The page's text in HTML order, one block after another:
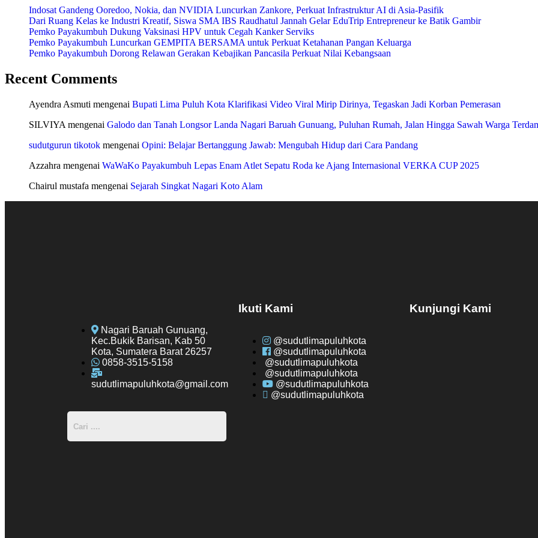
Indosat Gandeng Ooredoo, Nokia, dan NVIDIA Luncurkan Zankore, Perkuat Infrastruktur AI di Asia-Pasifik
Dari Ruang Kelas ke Industri Kreatif, Siswa SMA IBS Raudhatul Jannah Gelar EduTrip Entrepreneur ke Batik Gambir
Pemko Payakumbuh Dukung Vaksinasi HPV untuk Cegah Kanker Serviks
Pemko Payakumbuh Luncurkan GEMPITA BERSAMA untuk Perkuat Ketahanan Pangan Keluarga
Pemko Payakumbuh Dorong Relawan Gerakan Kebajikan Pancasila Perkuat Nilai Kebangsaan
Recent Comments
Ayendra Asmuti mengenai Bupati Lima Puluh Kota Klarifikasi Video Viral Mirip Dirinya, Tegaskan Jadi Korban Pemerasan
SILVIYA mengenai Galodo dan Tanah Longsor Landa Nagari Baruah Gunuang, Puluhan Rumah, Jalan Hingga Sawah Warga
sudutgurun tikotok mengenai Opini: Belajar Bertanggung Jawab: Mengubah Hidup dari Cara Pandang
Azzahra mengenai WaWaKo Payakumbuh Lepas Enam Atlet Sepatu Roda ke Ajang Internasional VERKA CUP 2025
Chairul mustafa mengenai Sejarah Singkat Nagari Koto Alam
Nagari Baruah Gunuang,
Kec.Bukik Barisan, Kab 50
Kota, Sumatera Barat 26257
0858-3515-5158
sudutlimapuluhkota@gmail.com
Ikuti Kami
@sudutlimapuluhkota
@sudutlimapuluhkota
@sudutlimapuluhkota
@sudutlimapuluhkota
@sudutlimapuluhkota
@sudutlimapuluhkota
Kunjungi Kami